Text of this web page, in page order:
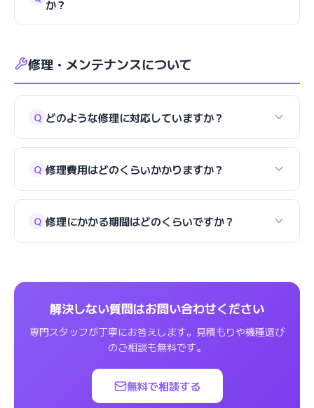
か？
修理・メンテナンスについて
Q どのような修理に対応していますか？
Q 修理費用はどのくらいかかりますか？
Q 修理にかかる期間はどのくらいですか？
解決しない質問はお問い合わせください
専門スタッフが丁寧にお答えします。見積もりや機種選び
のご相談も無料です。
無料で相談する